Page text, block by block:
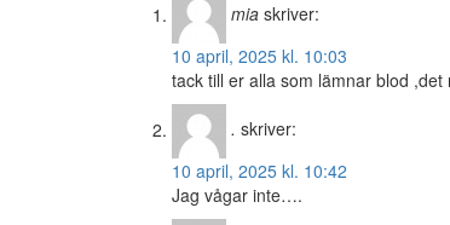
mia skriver:
10 april, 2025 kl. 10:03
tack till er alla som lämnar blod ,det
. skriver:
10 april, 2025 kl. 10:42
Jag vågar inte….